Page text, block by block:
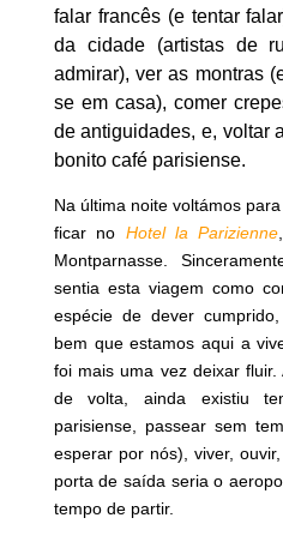
falar francês (e tentar
da cidade (artistas de
admirar), ver as montras
se em casa), comer
de antiguidades, e, voltar
bonito café parisiense.
Na última noite voltámos
ficar no Hotel la Parizienne
Montparnasse.
sentia esta viagem como
espécie de dever
bem que estamos aqui a
foi mais uma vez deixar
de volta, ainda existiu
parisiense, passear sem
esperar por nós), viver,
porta de saída seria o
tempo de partir.